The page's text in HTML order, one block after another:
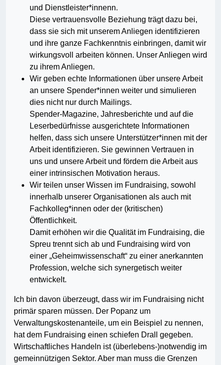
und Dienstleister*innenn.
Diese vertrauensvolle Beziehung trägt dazu bei,
dass sie sich mit unserem Anliegen identifizieren
und ihre ganze Fachkenntnis einbringen, damit wir
wirkungsvoll arbeiten können. Unser Anliegen wird
zu ihrem Anliegen.
Wir geben echte Informationen über unsere Arbeit
an unsere Spender*innen weiter und simulieren
dies nicht nur durch Mailings.
Spender-Magazine, Jahresberichte und auf die
Leserbedürfnisse ausgerichtete Informationen
helfen, dass sich unsere Unterstützer*innen mit der
Arbeit identifizieren. Sie gewinnen Vertrauen in
uns und unsere Arbeit und fördern die Arbeit aus
einer intrinsischen Motivation heraus.
Wir teilen unser Wissen im Fundraising, sowohl
innerhalb unserer Organisationen als auch mit
Fachkolleg*innen oder der (kritischen)
Öffentlichkeit.
Damit erhöhen wir die Qualität im Fundraising, die
Spreu trennt sich ab und Fundraising wird von
einer „Geheimwissenschaft“ zu einer anerkannten
Profession, welche sich synergetisch weiter
entwickelt.
Ich bin davon überzeugt, dass wir im Fundraising nicht
primär sparen müssen. Der Popanz um
Verwaltungskostenanteile, um ein Beispiel zu nennen,
hat dem Fundraising einen schiefen Drall gegeben.
Wirtschaftliches Handeln ist (überlebens-)notwendig im
gemeinnützigen Sektor. Aber man muss die Grenzen